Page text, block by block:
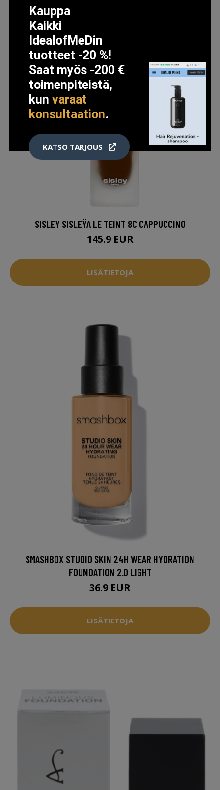
SISLEY SISLEŸA LE TEINT 8C CAPPUCCINO
145.9 EUR
LISÄTIETOJA
SMASHBOX STUDIO SKIN 24H WEAR HYDRATION
FOUNDATION 2.0 LIGHT
36.9 EUR
LISÄTIETOJA
Kauppa
Kaikki
IdealofMeDin
tuotteet -20 %!
Saat myös -200 €
toimenpiteistä,
kunvaraat
konsultaation.
KATSO TARJOUS